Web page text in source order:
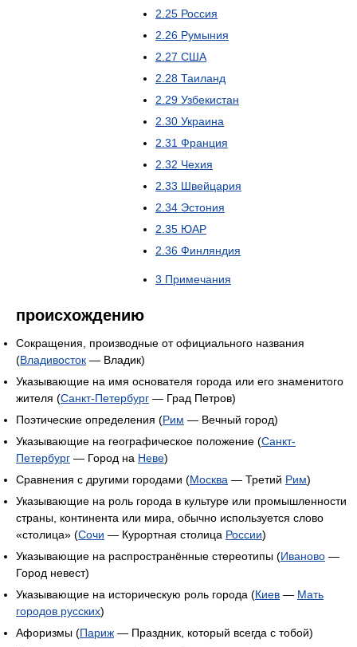
2.25 Россия
2.26 Румыния
2.27 США
2.28 Таиланд
2.29 Узбекистан
2.30 Украина
2.31 Франция
2.32 Чехия
2.33 Швейцария
2.34 Эстония
2.35 ЮАР
2.36 Финляндия
3 Примечания
происхождению
Сокращения, производные от официального названия
(Владивосток — Владик)
Указывающие на имя основателя города или его знаменитого
жителя (Санкт-Петербург — Град Петров)
Поэтические определения (Рим — Вечный город)
Указывающие на географическое положение (Санкт-
Петербург — Город на Неве)
Сравнения с другими городами (Москва — Третий Рим)
Указывающие на роль города в культуре или промышленности
страны, континента или мира, обычно используется слово
«столица» (Сочи — Курортная столица России)
Указывающие на распространённые стереотипы (Иваново —
Город невест)
Указывающие на историческую роль города (Киев — Мать
городов русских)
Афоризмы (Париж — Праздник, который всегда с тобой)